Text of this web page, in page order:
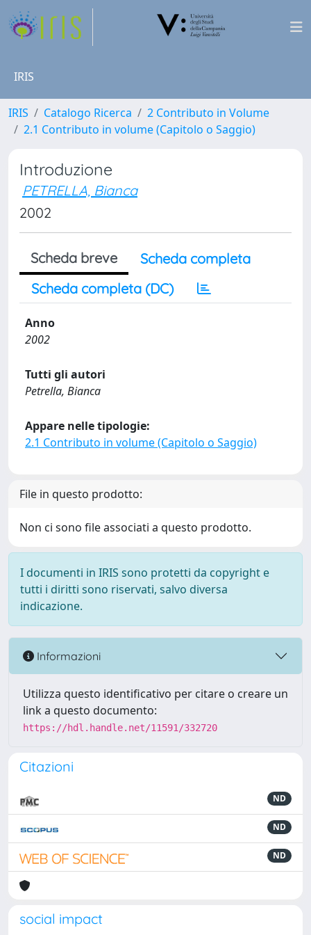
IRIS
IRIS Catalogo Ricerca
2 Contributo in Volume
2.1 Contributo in volume (Capitolo o Saggio)
Introduzione
PETRELLA, Bianca
2002
Scheda breve
Scheda completa
Scheda completa (DC)
Anno
2002
Tutti gli autori
Petrella, Bianca
Appare nelle tipologie:
2.1 Contributo in volume (Capitolo o Saggio)
File in questo prodotto:
Non ci sono file associati a questo prodotto.
I documenti in IRIS sono protetti da copyright e
tutti i diritti sono riservati, salvo diversa
indicazione.
Informazioni
Utilizza questo identificativo per citare o creare un
link a questo documento:
https://hdl.handle.net/11591/332720
Citazioni
ND
ND
ND
social impact